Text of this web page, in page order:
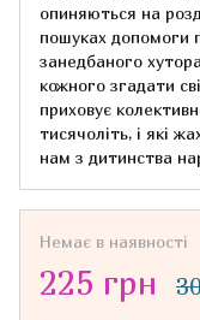
опиняються на
пошуках допомоги
занедбаного
кожного згадати
приховує
тисячоліть, і які
нам з дитинства
Немає в наявності
225 грн